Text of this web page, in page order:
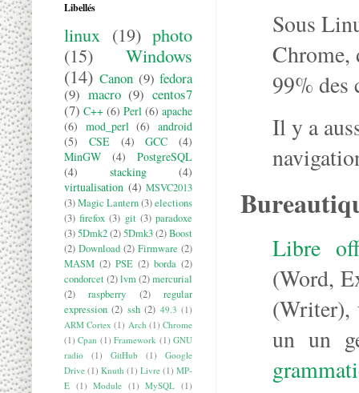
Sous
Chrome,
99% des
Il y a
Libre
(Word,
(Writer),
un un
Libellés
linux (19) photo
(15)
Windows
(14) Canon (9) fedora
(9) macro (9) centos7
(7) C++ (6) Perl (6) apache
(6) mod_perl (6) android
(5)
CSE (4) GCC
(4)
MinGW
(4)
PostgreSQL
(4)
stacking
(4)
virtualisation (4) MSVC2013
(3)Magic Lantern(3)elections
(3) firefox (3) git (3) paradoxe
(3)5Dmk2(2)5Dmk3(2)Boost
(2) Download (2) Firmware (2)
MASM (2) PSE (2) borda (2)
condorcet(2)lvm(2)mercurial
(2)
raspberry (2)
regular
expression (2) ssh (2) 49.3 (1)
ARM Cortex (1) Arch (1) Chrome
(1) Cpan (1) Framework (1) GNU
radio
(1) GitHub (1)
Google
Drive (1) Knuth (1) Livre (1) MP-
E (1) Module (1) MySQL (1)